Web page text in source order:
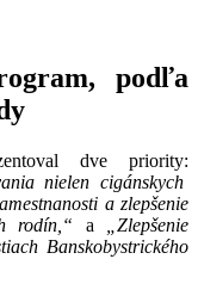
podľa
dve priority:
nielen cigánskych
a zlepšenie
rodín,“ a
„Zlepšenie
Banskobystrického